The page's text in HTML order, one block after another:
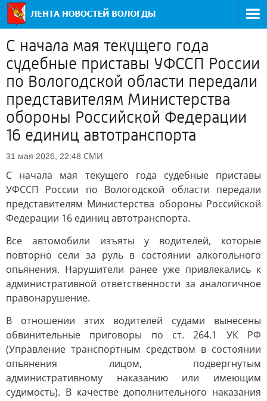
С начала мая текущего года
судебные приставы УФССП России
по Вологодской области передали
представителям Министерства
обороны Российской Федерации
16 единиц автотранспорта
31 мая 2026, 22:48 СМИ
С начала мая текущего года судебные приставы
УФССП России по Вологодской области передали
представителям Министерства обороны Российской
Федерации 16 единиц автотранспорта.
Все автомобили изъяты у водителей, которые
повторно сели за руль в состоянии алкогольного
опьянения. Нарушители ранее уже привлекались к
административной ответственности за аналогичное
правонарушение.
В отношении этих водителей судами вынесены
обвинительные приговоры по ст. 264.1 УК РФ
(Управление транспортным средством в состоянии
опьянения лицом, подвергнутым
административному наказанию или имеющим
судимость). В качестве дополнительного наказания